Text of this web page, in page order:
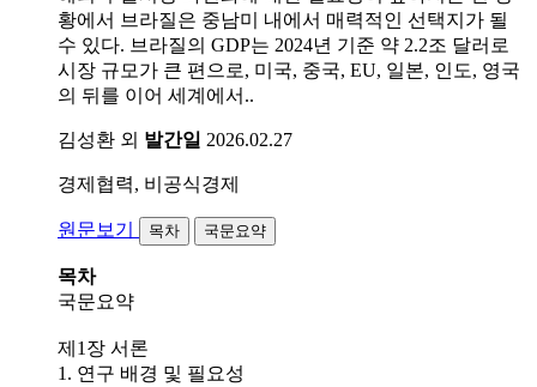
황에서 브라질은 중남미 내에서 매력적인 선택지가 될
수 있다. 브라질의 GDP는 2024년 기준 약 2.2조 달러로
시장 규모가 큰 편으로, 미국, 중국, EU, 일본, 인도, 영국
의 뒤를 이어 세계에서..
김성환 외 발간일 2026.02.27
경제협력, 비공식경제
원문보기 목차 국문요약
목차
국문요약
제1장 서론
1. 연구 배경 및 필요성